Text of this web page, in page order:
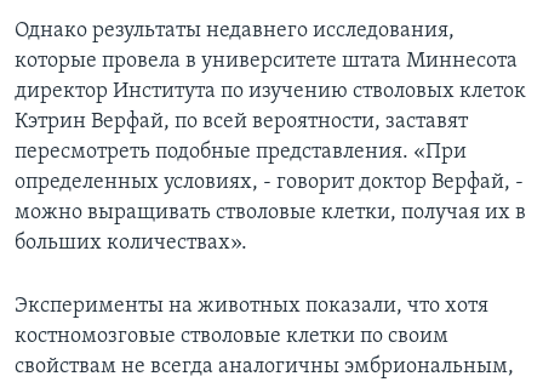
Однако результаты недавнего исследования,
которые провела в университете штата Миннесота
директор Института по изучению стволовых клеток
Кэтрин Верфай, по всей вероятности, заставят
пересмотреть подобные представления. «При
определенных условиях, - говорит доктор Верфай, -
можно выращивать стволовые клетки, получая их в
больших количествах».
Эксперименты на животных показали, что хотя
костномозговые стволовые клетки по своим
свойствам не всегда аналогичны эмбриональным,